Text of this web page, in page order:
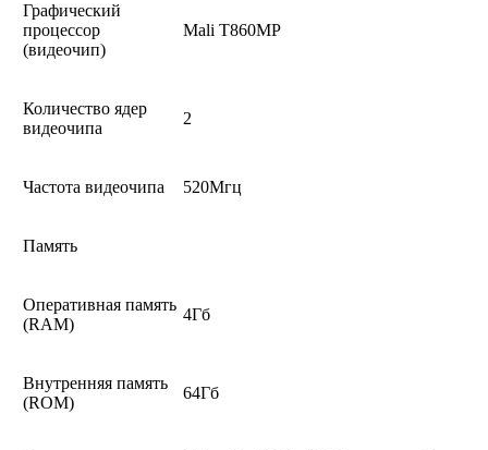
Графический
процессор
(видеочип)
Mali T860MP
Количество ядер
видеочипа
2
Частота видеочипа 520Мгц
Память
Оперативная память
(RAM)
4Гб
Внутренняя память
(ROM)
64Гб